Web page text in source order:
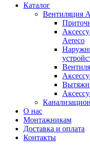
Каталог
Вентиляция
Aereco
О нас
Монтажникам
Доставка и оплата
Контакты